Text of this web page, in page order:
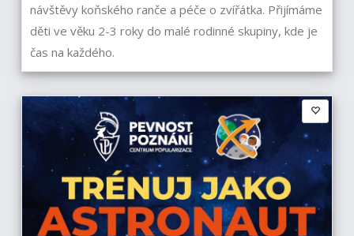
návštěvy koňského ranče a péče o zvířátka. Přijímáme
děti ve věku 2-3 roky do malé rodinné skupiny, kde je
čas na každého.